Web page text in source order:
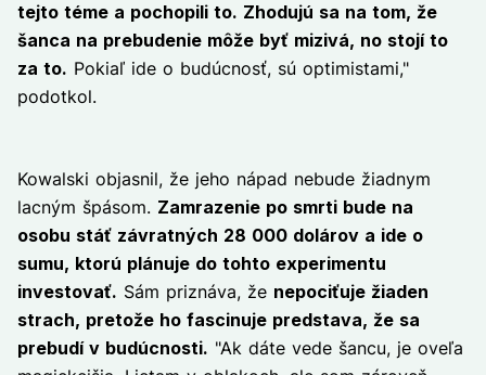
tejto téme a pochopili to. Zhodujú sa na tom, že
šanca na prebudenie môže byť mizivá, no stojí to
za to. Pokiaľ ide o budúcnosť, sú optimistami,"
podotkol.
Kowalski objasnil, že jeho nápad nebude žiadnym
lacným špásom. Zamrazenie po smrti bude na
osobu stáť závratných 28 000 dolárov a ide o
sumu, ktorú plánuje do tohto experimentu
investovať. Sám priznáva, že nepociťuje žiaden
strach, pretože ho fascinuje predstava, že sa
prebudí v budúcnosti. "Ak dáte vede šancu, je oveľa